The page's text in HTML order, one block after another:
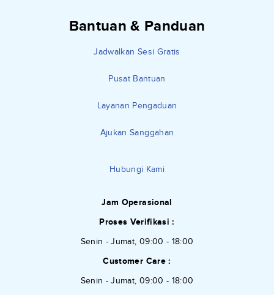
Bantuan & Panduan
Jadwalkan Sesi Gratis
Pusat Bantuan
Layanan Pengaduan
Ajukan Sanggahan
Hubungi Kami
Jam Operasional
Proses Verifikasi :
Senin - Jumat, 09:00 - 18:00
Customer Care :
Senin - Jumat, 09:00 - 18:00